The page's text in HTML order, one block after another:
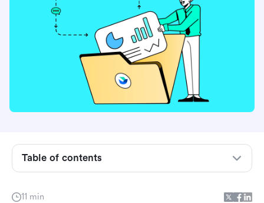
11 min
Table of contents
qué tu organización necesita una?